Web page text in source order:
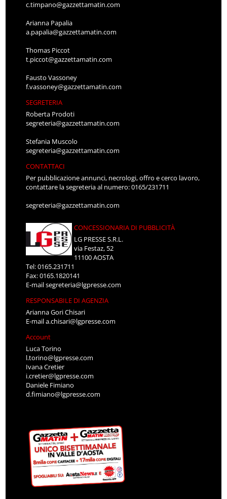
c.timpano@gazzettamatin.com
Arianna Papalia
a.papalia@gazzettamatin.com
Thomas Piccot
t.piccot@gazzettamatin.com
Fausto Vassoney
f.vassoney@gazzettamatin.com
SEGRETERIA
Roberta Prodoti
segreteria@gazzettamatin.com
Stefania Muscolo
segreteria@gazzettamatin.com
CONTATTACI
Per pubblicazione annunci, necrologi, offro e cerco lavoro,
contattare la segreteria al numero: 0165/231711
segreteria@gazzettamatin.com
CONCESSIONARIA DI PUBBLICITÀ
LG PRESSE S.R.L.
via Festaz, 52
11100 AOSTA
Tel: 0165.231711
Fax: 0165.1820141
E-mailsegreteria@lgpresse.com
RESPONSABILE DI AGENZIA
Arianna Gori Chisari
E-maila.chisari@lgpresse.com
Account
Luca Torino
l.torino@lgpresse.com
Ivana Cretier
i.cretier@lgpresse.com
Daniele Fimiano
d.fimiano@lgpresse.com